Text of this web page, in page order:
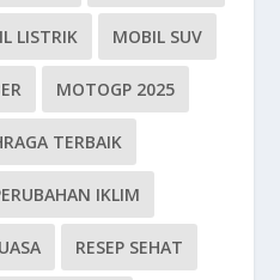
LISTRIK MOBIL SUV
MOTOGP 2025
TERBAIK
IKLIM
RESEP SEHAT